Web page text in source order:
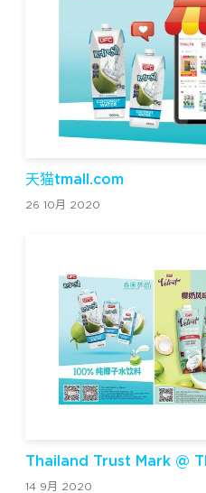
天猫tmall.com
26 10月 2020
Thailand Trust Mark @
14 9月 2020